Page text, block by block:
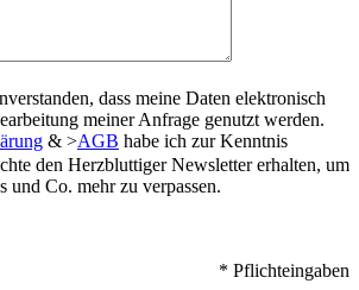
dass meine Daten elektronisch
meiner Anfrage genutzt werden.
& >AGB habe ich zur Kenntnis
den Herzbluttiger Newsletter erhalten, um
und Co. mehr zu verpassen.
* Pflichteingaben